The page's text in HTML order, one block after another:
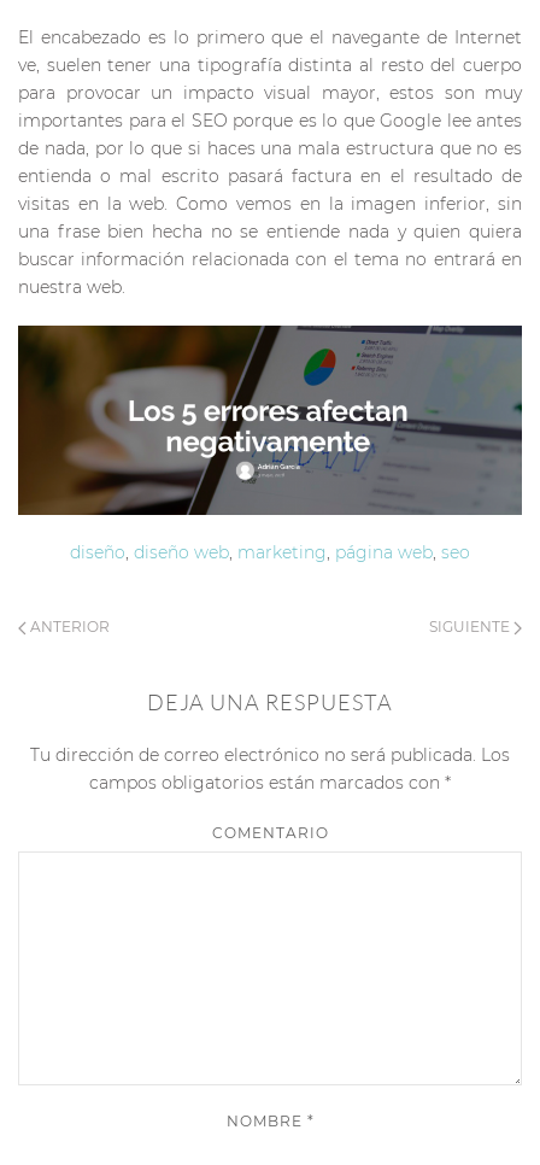
El encabezado es lo primero que el navegante de Internet
ve, suelen tener una tipografía distinta al resto del cuerpo
para provocar un impacto visual mayor, estos son muy
importantes para el SEO porque es lo que Google lee antes
de nada, por lo que si haces una mala estructura que no es
entienda o mal escrito pasará factura en el resultado de
visitas en la web. Como vemos en la imagen inferior, sin
una frase bien hecha no se entiende nada y quien quiera
buscar información relacionada con el tema no entrará en
nuestra web.
diseño, diseño web, marketing, página web, seo
ANTERIOR SIGUIENTE
DEJA UNA RESPUESTA
Tu dirección de correo electrónico no será publicada. Los
campos obligatorios están marcados con *
COMENTARIO
NOMBRE *